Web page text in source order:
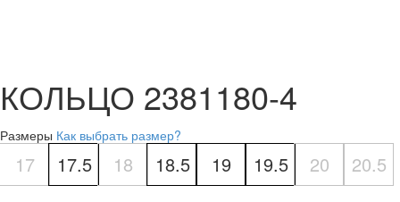
КОЛЬЦО 2381180-4
Размеры Как выбрать размер?
17 17.5 18 18.5 19 19.5 20 20.5